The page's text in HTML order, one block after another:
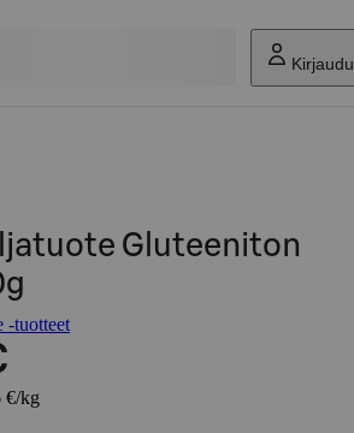
Kirjaudu
Gluteeniton
-tuotteet
€/kg